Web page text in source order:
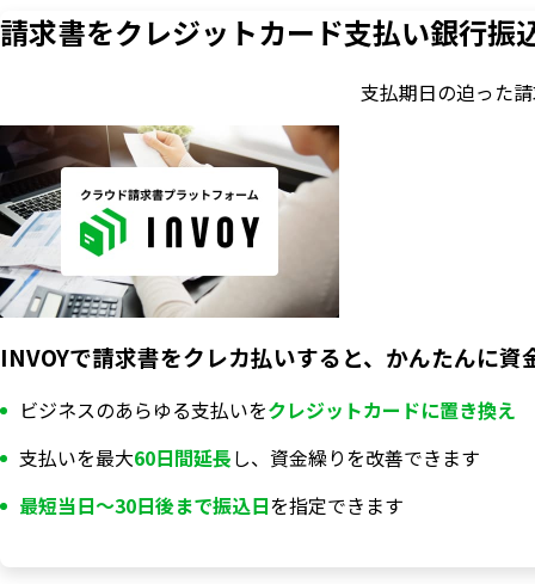
請求書をクレジットカード支払い銀行振
支払期日の迫った
INVOYで請求書をクレカ払いすると、かんたんに資
ビジネスのあらゆる支払いをクレジットカードに置き換え
支払いを最大60日間延長し、資金繰りを改善できます
最短当日〜30日後まで振込日を指定できます